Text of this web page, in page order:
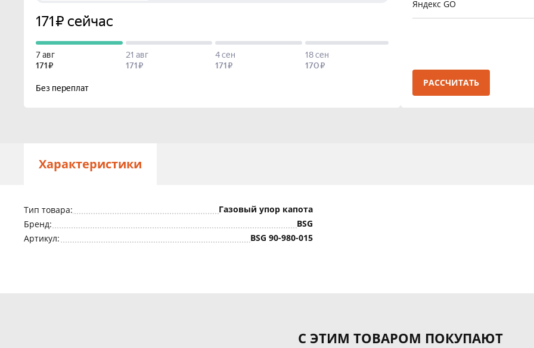
Яндекс GO
РАССЧИТАТЬ
Характеристики
Тип товара:
Газовый упор капота
Бренд:
BSG
Артикул:
BSG 90-980-015
С ЭТИМ ТОВАРОМ ПОКУПАЮТ